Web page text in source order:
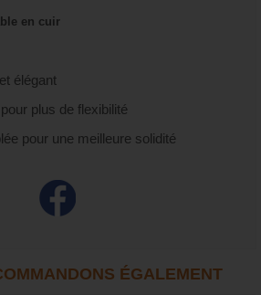
en cuir
élégant
plus de flexibilité
pour une meilleure solidité
ÉGALEMENT